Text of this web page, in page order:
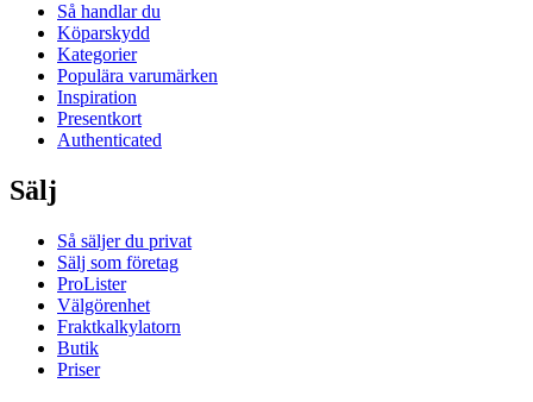
Så handlar du
Köparskydd
Kategorier
Populära varumärken
Inspiration
Presentkort
Authenticated
Sälj
Så säljer du privat
Sälj som företag
ProLister
Välgörenhet
Fraktkalkylatorn
Butik
Priser